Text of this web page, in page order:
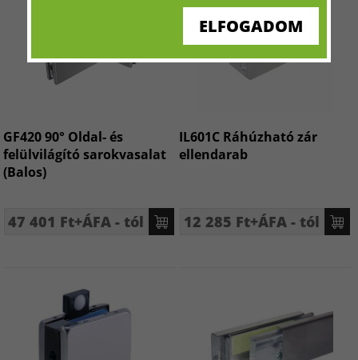
GF420 90° Oldal- és
felülvilágító sarokvasalat
(Balos)
47 401 Ft+ÁFA - tól
IL601C Ráhúzható zár
ellendarab
12 285 Ft+ÁFA - tól
ELFOGADOM